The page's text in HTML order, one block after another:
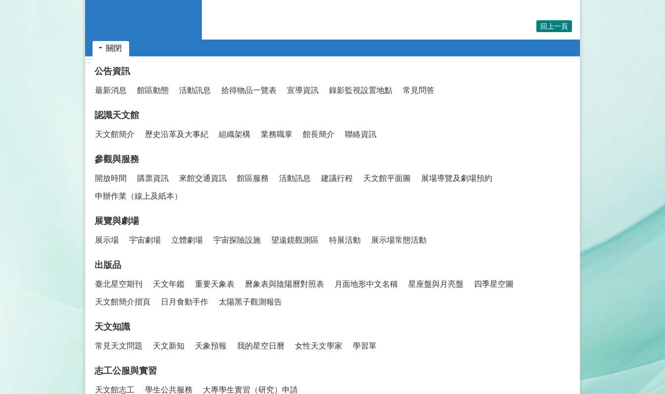
回上一頁
關閉
:::
公告資訊
最新消息 館區動態 活動訊息 拾得物品一覽表 宣導資訊 錄影監視設置地點 常見問答
認識天文館
天文館簡介 歷史沿革及大事紀 組織架構 業務職掌 館長簡介 聯絡資訊
參觀與服務
開放時間 購票資訊 來館交通資訊 館區服務 活動訊息 建議行程 天文館平面圖 展場導覽及劇場預約
申辦作業（線上及紙本）
展覽與劇場
展示場 宇宙劇場 立體劇場 宇宙探險設施 望遠鏡觀測區 特展活動 展示場常態活動
出版品
臺北星空期刊 天文年鑑 重要天象表 曆象表與陰陽曆對照表 月面地形中文名稱 星座盤與月亮盤 四季星空圖
天文館簡介摺頁 日月食動手作 太陽黑子觀測報告
天文知識
常見天文問題 天文新知 天象預報 我的星空日曆 女性天文學家 學習單
志工公服與實習
天文館志工 學生公共服務 大專學生實習（研究）申請